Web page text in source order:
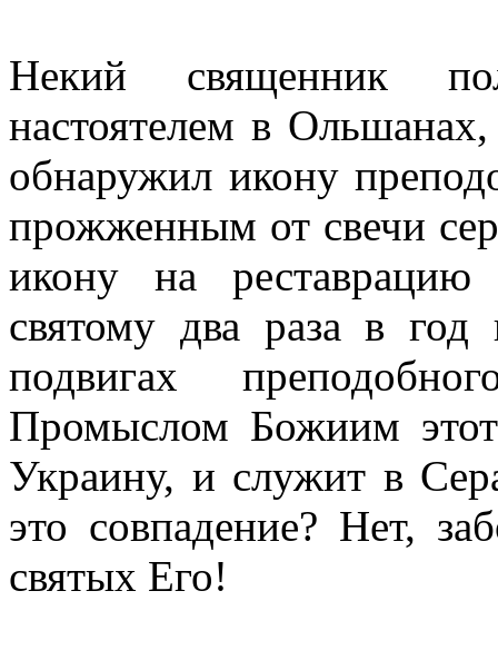
Некий священник
настоятелем в
обнаружил икону
прожженным от свечи
икону на
святому два раза в год
подвигах
Промыслом Божиим
Украину, и служит в
это совпадение? Нет,
святых Его!